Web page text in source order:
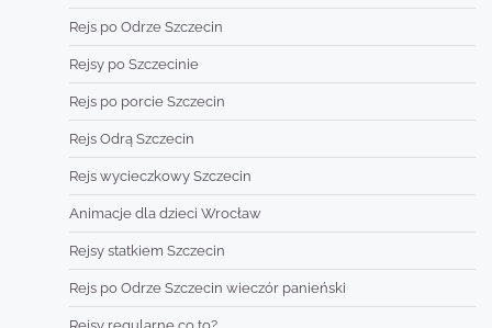
Rejs po Odrze Szczecin
Rejsy po Szczecinie
Rejs po porcie Szczecin
Rejs Odrą Szczecin
Rejs wycieczkowy Szczecin
Animacje dla dzieci Wrocław
Rejsy statkiem Szczecin
Rejs po Odrze Szczecin wieczór panieński